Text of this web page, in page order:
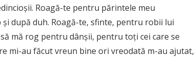
Roagă-te pentru părintele meu
după duh. Roagă-te, sfinte, pentru robii lui
mă rog pentru dânşii, pentru toţi cei care se
mi-au făcut vreun bine ori vreodată m-au ajutat,